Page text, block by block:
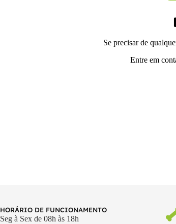
Se precisar de
Entre em
HORÁRIO DE FUNCIONAMENTO
Seg à Sex de 08h às 18h